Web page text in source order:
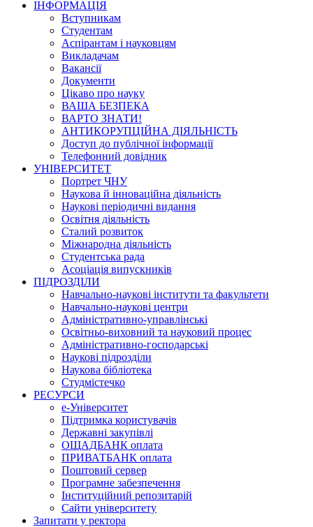
ІНФОРМАЦІЯ
Вступникам
Студентам
Аспірантам і науковцям
Викладачам
Вакансії
Документи
Цікаво про науку
ВАША БЕЗПЕКА
ВАРТО ЗНАТИ!
АНТИКОРУПЦІЙНА ДІЯЛЬНІСТЬ
Доступ до публічної інформації
Телефонний довідник
УНІВЕРСИТЕТ
Портрет ЧНУ
Наукова й інноваційна діяльність
Наукові періодичні видання
Освітня діяльність
Сталий розвиток
Міжнародна діяльність
Студентська рада
Асоціація випускників
ПІДРОЗДІЛИ
Навчально-наукові інститути та факультети
Навчально-наукові центри
Адміністративно-управлінські
Освітньо-виховний та науковий процес
Адміністративно-господарські
Наукові підрозділи
Наукова бібліотека
Студмістечко
РЕСУРСИ
е-Університет
Підтримка користувачів
Державні закупівлі
ОЩАДБАНК оплата
ПРИВАТБАНК оплата
Поштовий сервер
Програмне забезпечення
Інституційний репозитарій
Сайти університету
Запитати у ректора